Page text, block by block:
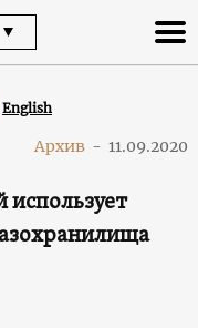
English
Архив - 11.09.2020
использует